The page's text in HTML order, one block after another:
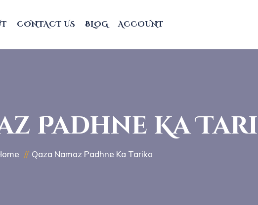
CONTACT US BLOG ACCOUNT
Padhne Ka
Qaza Namaz Padhne Ka Tarika